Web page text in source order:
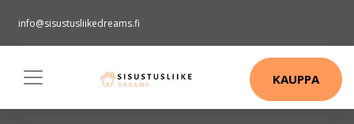
info@sisustusliikedreams.fi
KAUPPA